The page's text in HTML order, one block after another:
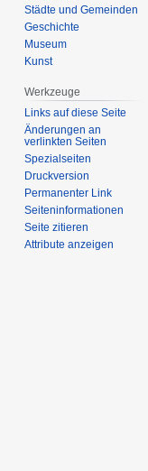
Städte und Gemeinden
Geschichte
Museum
Kunst
Werkzeuge
Links auf diese Seite
Änderungen an
verlinkten Seiten
Spezialseiten
Druckversion
Permanenter Link
Seiten­­informationen
Seite zitieren
Attribute anzeigen